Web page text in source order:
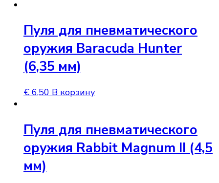
Пуля для пневматического
оружия Baracuda Hunter
(6,35 мм)
€ 6,50 В корзину
Пуля для пневматического
оружия Rabbit Magnum II (4,5
мм)